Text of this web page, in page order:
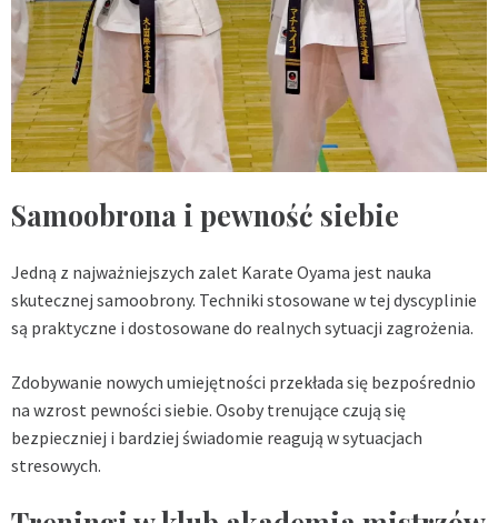
Samoobrona i pewność siebie
Jedną z najważniejszych zalet Karate Oyama jest nauka
skutecznej samoobrony. Techniki stosowane w tej dyscyplinie
są praktyczne i dostosowane do realnych sytuacji zagrożenia.
Zdobywanie nowych umiejętności przekłada się bezpośrednio
na wzrost pewności siebie. Osoby trenujące czują się
bezpieczniej i bardziej świadomie reagują w sytuacjach
stresowych.